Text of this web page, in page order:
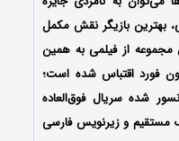
بهترین بازیگر نقش مکمل
مجموعه از فیلمی به همین
هریسون فورد اقتباس شده است؛
شده سریال فوق‌العاده
مستقیم و زیرنویس فارسی